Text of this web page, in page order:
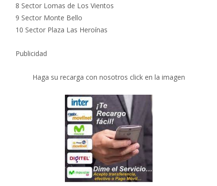
8 Sector Lomas de Los Vientos
9 Sector Monte Bello
10 Sector Plaza Las Heroínas
Publicidad
Haga su recarga con nosotros click en la imagen